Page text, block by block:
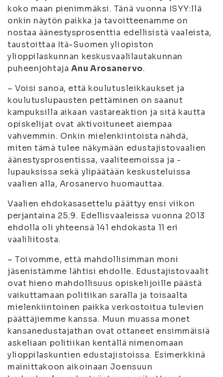
koko maan pienimmäksi. Tänä vuonna ISYY:llä
onkin näytön paikka ja tavoitteenamme on
nostaa äänestysprosenttia edellisistä vaaleista,
taustoittaa Itä-Suomen yliopiston
ylioppilaskunnan keskusvaalilautakunnan
puheenjohtaja Anu Arosanervo.
– Voisi sanoa, että koulutusleikkaukset ja
koulutuslupausten pettäminen on saanut
kampuksilla aikaan vastareaktion ja sitä kautta
opiskelijat ovat aktivoituneet aiempaa
vahvemmin. Onkin mielenkiintoista nähdä,
miten tämä tulee näkymään edustajistovaalien
äänestysprosentissa, vaaliteemoissa ja -
lupauksissa sekä ylipäätään keskusteluissa
vaalien alla, Arosanervo huomauttaa.
Vaalien ehdokasasettelu päättyy ensi viikon
perjantaina 25.9. Edellisvaaleissa vuonna 2013
ehdolla oli yhteensä 141 ehdokasta 11 eri
vaaliliitosta.
– Toivomme, että mahdollisimman moni
jäsenistämme lähtisi ehdolle. Edustajistovaalit
ovat hieno mahdollisuus opiskelijoille päästä
vaikuttamaan politiikan saralla ja toisaalta
mielenkiintoinen paikka verkostoitua tulevien
päättäjiemme kanssa. Muun muassa monet
kansanedustajathan ovat ottaneet ensimmäisiä
askeliaan politiikan kentällä nimenomaan
ylioppilaskuntien edustajistoissa. Esimerkkinä
mainittakoon aikoinaan Joensuun